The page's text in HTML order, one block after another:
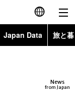
English
Japan Data 旅と
Images
News
from Japan